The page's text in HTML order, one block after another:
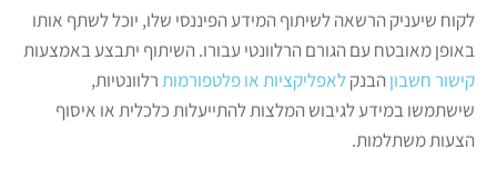
לקוח שיעניק הרשאה לשיתוף המידע הפיננסי שלו, יוכל לשתף אותו
באופן מאובטח עם הגורם הרלוונטי עבורו. השיתוף יתבצע באמצעות
קישור חשבוןהבנקלאפליקציות או פלטפורמותרלוונטיות,
שישתמשו במידע לגיבוש המלצות להתייעלות כלכלית או איסוף
הצעות משתלמות.